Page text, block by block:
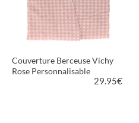
Couverture Berceuse Vichy
Rose Personnalisable
29.95€